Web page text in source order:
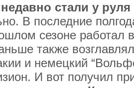
стали у
В последние
сезоне работал
также
и немецкий
И вот получил